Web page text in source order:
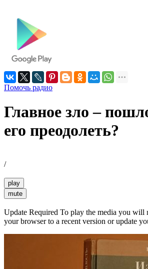
Помочь радио
Главное зло –
его преодолеть?
/
play
mute
Update Required To play the media you will
your browser to a recent version or update